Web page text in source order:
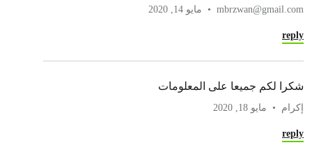
mbrzwan@gmail.com مايو 14, 2020
reply
شكرا لكم جميعا على المعلومات
إكرام مايو 18, 2020
reply